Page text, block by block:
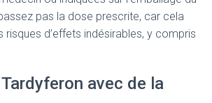
pas la dose prescrite, car cela
risques d’effets indésirables, y compris
avec de la